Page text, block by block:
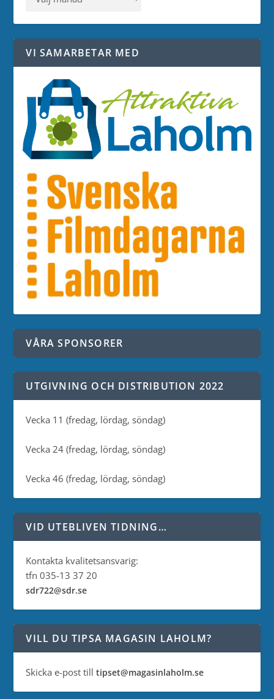
VI SAMARBETAR MED
VÅRA SPONSORER
UTGIVNING OCH DISTRIBUTION 2022
Vecka 11 (fredag, lördag, söndag)
Vecka 24 (fredag, lördag, söndag)
Vecka 46 (fredag, lördag, söndag)
VID UTEBLIVEN TIDNING…
Kontakta kvalitetsansvarig:
tfn 035-13 37 20
sdr722@sdr.se
VILL DU TIPSA MAGASIN LAHOLM?
Skicka e-post tilltipset@magasinlaholm.se